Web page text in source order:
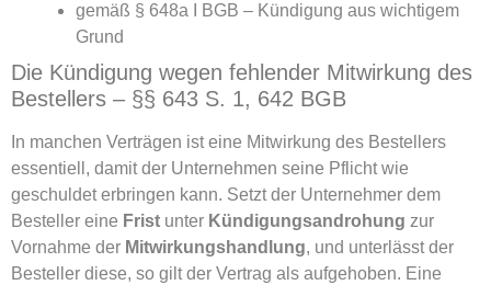
gemäß § 648a I BGB – Kündigung aus wichtigem
Grund
Die Kündigung wegen fehlender Mitwirkung des
Bestellers – §§ 643 S. 1, 642 BGB
In manchen Verträgen ist eine Mitwirkung des Bestellers
essentiell, damit der Unternehmen seine Pflicht wie
geschuldet erbringen kann. Setzt der Unternehmer dem
Besteller eine Frist unter Kündigungsandrohung zur
Vornahme der Mitwirkungshandlung, und unterlässt der
Besteller diese, so gilt der Vertrag als aufgehoben. Eine